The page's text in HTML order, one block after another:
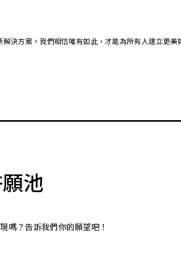
決方案。我們相信唯有如此，才能為所有人建立更美
池
嗎？告訴我們你的願望吧！